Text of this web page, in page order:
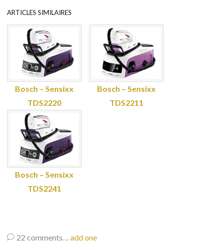
ARTICLES SIMILAIRES
Bosch – Sensixx
TDS2220
Bosch – Sensixx
TDS2211
Bosch – Sensixx
TDS2241
22 comments… add one